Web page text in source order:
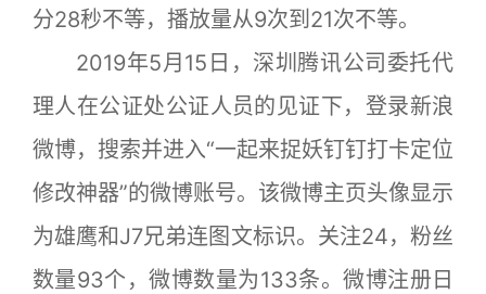
分28秒不等，播放量从9次到21次不等。
2019年5月15日，深圳腾讯公司委托代
理人在公证处公证人员的见证下，登录新浪
微博，搜索并进入“一起来捉妖钉钉打卡定位
修改神器”的微博账号。该微博主页头像显示
为雄鹰和J7兄弟连图文标识。关注24，粉丝
数量93个，微博数量为133条。微博注册日